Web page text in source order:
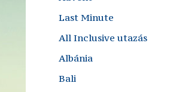
Last Minute
All Inclusive utazás
Albánia
Bali